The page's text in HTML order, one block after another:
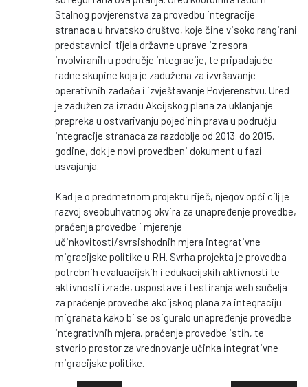
Stalnog povjerenstva za provedbu integracije
stranaca u hrvatsko društvo, koje čine visoko rangirani
predstavnici tijela državne uprave iz resora
involviranih u područje integracije, te pripadajuće
radne skupine koja je zadužena za izvršavanje
operativnih zadaća i izvještavanje Povjerenstvu. Ured
je zadužen za izradu Akcijskog plana za uklanjanje
prepreka u ostvarivanju pojedinih prava u području
integracije stranaca za razdoblje od 2013. do 2015.
godine, dok je novi provedbeni dokument u fazi
usvajanja.
Kad je o predmetnom projektu riječ, njegov opći cilj je
razvoj sveobuhvatnog okvira za unapređenje provedbe,
praćenja provedbe i mjerenje
učinkovitosti/svrsishodnih mjera integrativne
migracijske politike u RH. Svrha projekta je provedba
potrebnih evaluacijskih i edukacijskih aktivnosti te
aktivnosti izrade, uspostave i testiranja web sučelja
za praćenje provedbe akcijskog plana za integraciju
migranata kako bi se osiguralo unapređenje provedbe
integrativnih mjera, praćenje provedbe istih, te
stvorio prostor za vrednovanje učinka integrativne
migracijske politike.